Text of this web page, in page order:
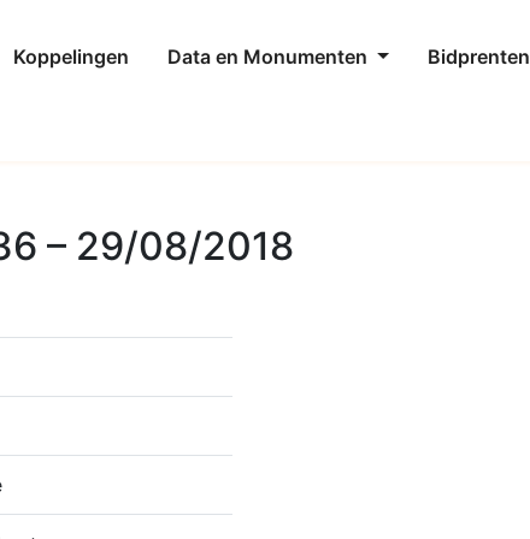
Koppelingen Data en Monumenten Bidprenten
– 29/08/2018